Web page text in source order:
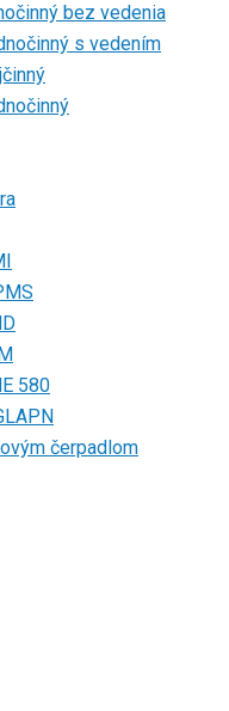
bez vedenia
s vedením
580
čerpadlom